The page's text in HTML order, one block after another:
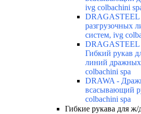
ivg colbachini
DRAGASTEEL
разгрузочных
систем, ivg
Гибкий рукав
линий
colbachini spa
DRAWA -
всасывающий
colbachini spa
Гибкие рукава для ж/